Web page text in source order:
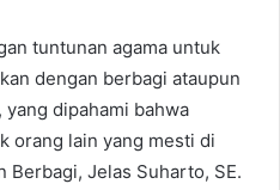
tuntunan agama untuk
dengan berbagi ataupun
dipahami bahwa
orang lain yang mesti di
Berbagi, Jelas Suharto, SE.